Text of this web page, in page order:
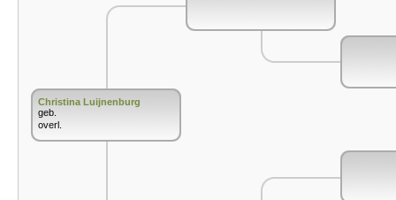
Christina Luijnenburg
geb.
overl.